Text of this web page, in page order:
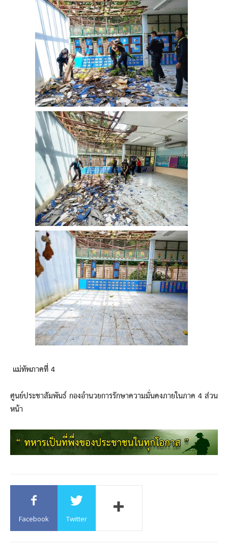
แม่ทัพภาคที่ 4
ศูนย์ประชาสัมพันธ์ กองอำนวยการรักษาความมั่นคงภายในภาค 4 ส่วน
หน้า
Facebook Twitter